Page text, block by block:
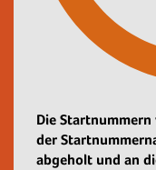
Die
der
abgeholt und an